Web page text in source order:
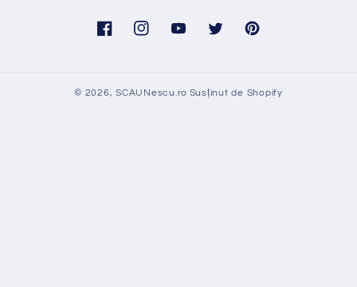
FacebookInstagramYouTubeTwitter Pinterest
© 2026,SCAUNescu.ro Susținut de Shopify